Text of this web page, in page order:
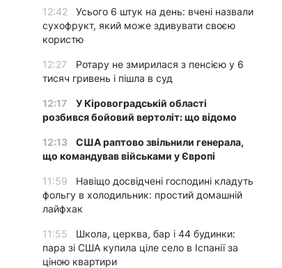
12:42
Усього 6 штук на день: вчені назвали
сухофрукт, який може здивувати своєю
користю
12:27
Ротару не змирилася з пенсією у 6
тисяч гривень і пішла в суд
12:17
У Кіровоградській області
розбився бойовий вертоліт: що відомо
12:13
США раптово звільнили генерала,
що командував військами у Європі
11:59
Навіщо досвідчені господині кладуть
фольгу в холодильник: простий домашній
лайфхак
11:55
Школа, церква, бар і 44 будинки:
пара зі США купила ціле село в Іспанії за
ціною квартири